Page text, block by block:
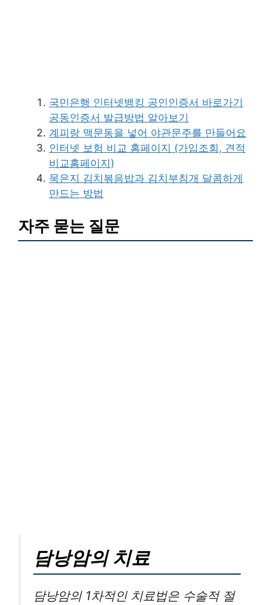
국민은행 인터넷뱅킹 공인인증서 바로가기
공동인증서 발급방법 알아보기
계피랑 맥문동을 넣어 야관문주를 만들어요
인터넷 보험 비교 홈페이지 (가입조회, 견적
비교홈페이지)
묵은지 김치볶음밥과 김치부침개 달콤하게
만드는 방법
자주 묻는 질문
담낭암의 치료
담낭암의 1차적인 치료법은 수술적 절